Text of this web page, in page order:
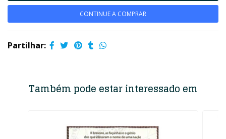
CONTINUE A COMPRAR
Partilhar:
Também pode estar interessado em